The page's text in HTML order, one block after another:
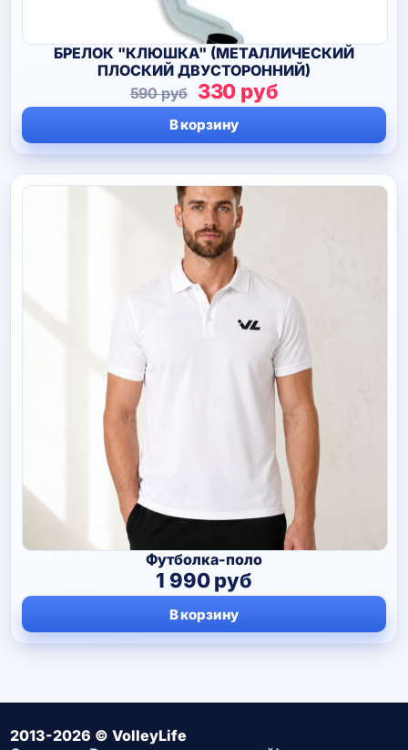
БРЕЛОК "КЛЮШКА" (МЕТАЛЛИЧЕСКИЙ
ПЛОСКИЙ ДВУСТОРОННИЙ)
590руб Первоначальная
цена
составляла
590 руб.
330 рубТекущая
цена:
330 руб.
В корзину
Футболка-поло
1 990руб
В корзину
2013-2026 © VolleyLife